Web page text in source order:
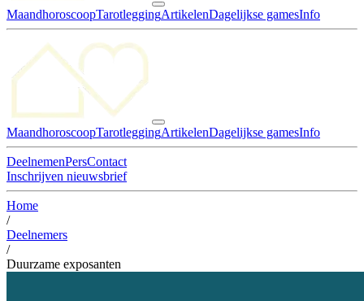
MaandhoroscoopTarotleggingArtikelenDagelijkse gamesInfo
MaandhoroscoopTarotleggingArtikelenDagelijkse gamesInfo
DeelnemenPersContact
Inschrijven nieuwsbrief
Home
/
Deelnemers
/
Duurzame exposanten